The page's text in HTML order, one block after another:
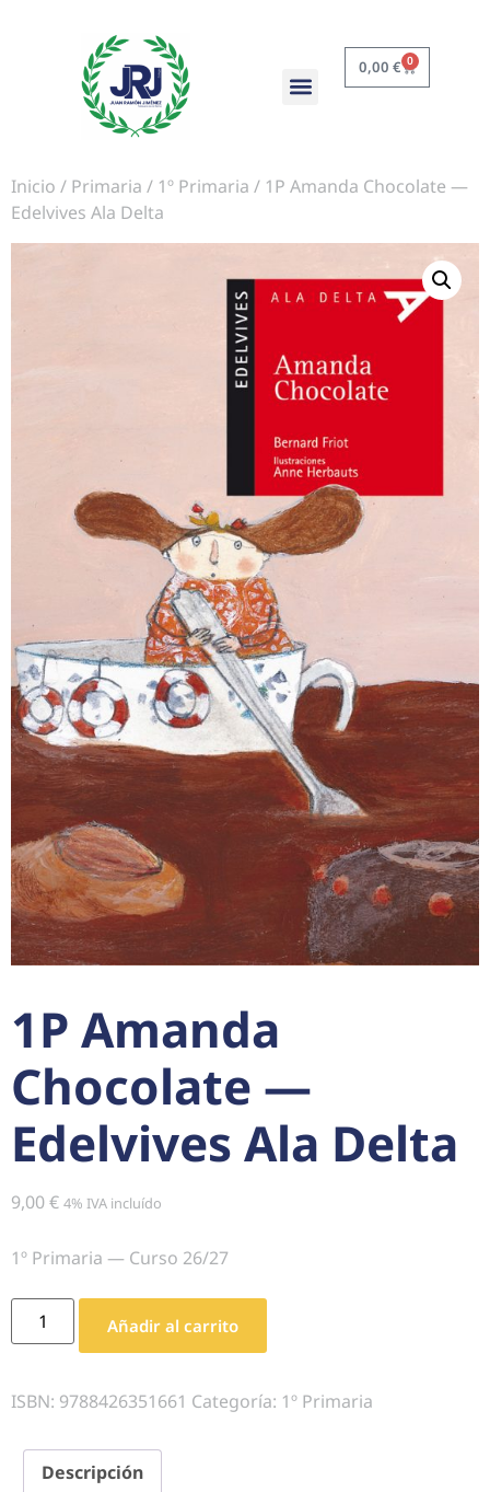
0,00 € 0
Inicio / Primaria / 1º Primaria / 1P Amanda Chocolate —
Edelvives Ala Delta
1P Amanda
Chocolate —
Edelvives Ala Delta
9,00€ 4% IVA incluído
1º Primaria — Curso 26/27
Añadir al carrito
ISBN: 9788426351661 Categoría: 1º Primaria
Descripción